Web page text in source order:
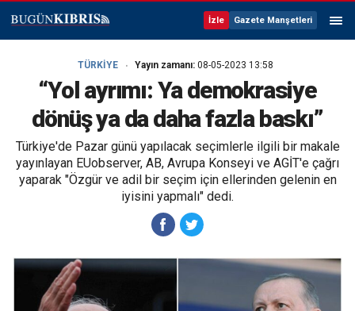
İzle Gazete Manşetleri
TÜRKİYE Yayın zamanı: 08-05-2023 13:58
“Yol ayrımı: Ya demokrasiye
dönüş ya da daha fazla baskı”
Türkiye'de Pazar günü yapılacak seçimlerle ilgili bir makale
yayınlayan EUobserver, AB, Avrupa Konseyi ve AGİT'e çağrı
yaparak "Özgür ve adil bir seçim için ellerinden gelenin en
iyisini yapmalı" dedi.